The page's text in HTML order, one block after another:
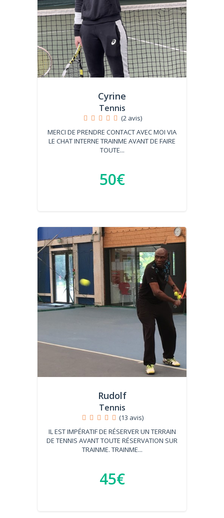
Cyrine
Tennis
(2 avis)
MERCI DE PRENDRE CONTACT AVEC MOI VIA
LE CHAT INTERNE TRAINME AVANT DE FAIRE
TOUTE...
50€
Rudolf
Tennis
(13 avis)
IL EST IMPÉRATIF DE RÉSERVER UN TERRAIN
DE TENNIS AVANT TOUTE RÉSERVATION SUR
TRAINME. TRAINME...
45€